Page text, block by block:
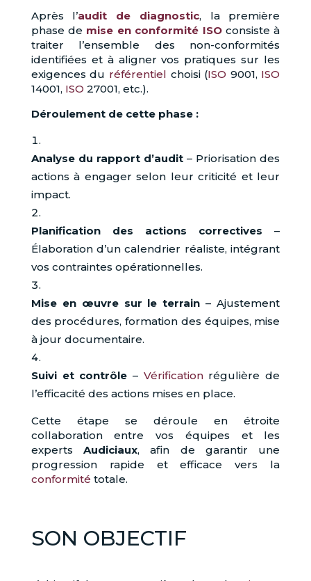
Après l’audit de diagnostic, la première
phase de mise en conformité ISOconsiste à
traiter l’ensemble des non-conformités
identifiées et à aligner vos pratiques sur les
exigences du référentiel choisi (ISO 9001, ISO
14001, ISO 27001, etc.).
Déroulement de cette phase :
Analyse du rapport d’audit – Priorisation des
actions à engager selon leur criticité et leur
impact.
Planification des actions correctives –
Élaboration d’un calendrier réaliste, intégrant
vos contraintes opérationnelles.
Mise en œuvre sur le terrain – Ajustement
des procédures, formation des équipes, mise
à jour documentaire.
Suivi et contrôle – Vérificationrégulière de
l’efficacité des actions mises en place.
Cette étape se déroule en étroite
collaboration entre vos équipes et les
expertsAudiciaux, afin de garantir une
progression rapide et efficace vers la
conformité totale.
SON OBJECTIF